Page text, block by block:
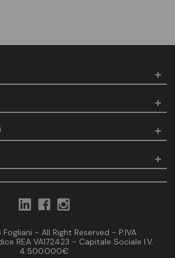
- All Right Reserved - P.IVA
REA VA172423 - Capitale Sociale I.V.
4.500.000€